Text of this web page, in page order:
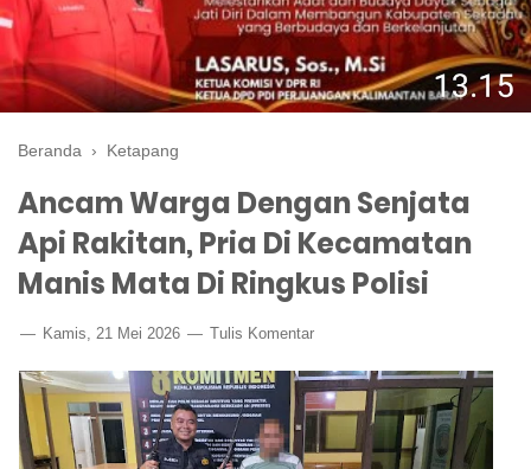
Beranda › Ketapang
Ancam Warga Dengan Senjata
Api Rakitan, Pria Di Kecamatan
Manis Mata Di Ringkus Polisi
Kamis, 21 Mei 2026 Tulis Komentar